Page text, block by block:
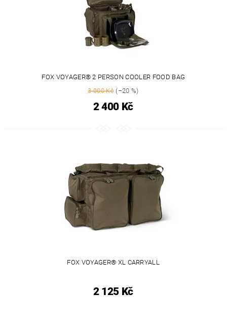
FOX VOYAGER® 2 PERSON COOLER FOOD BAG
3 000 Kč (–20 %)
2 400 Kč
FOX VOYAGER® XL CARRYALL
2 125 Kč